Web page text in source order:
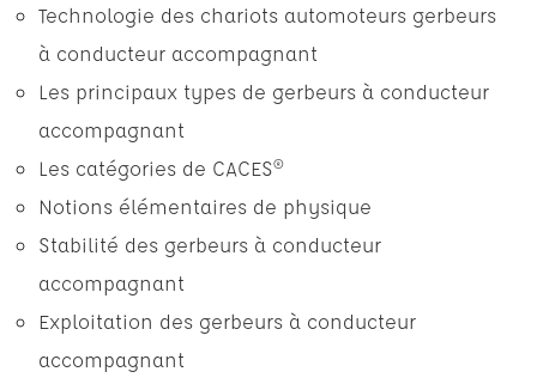
Technologie des chariots automoteurs gerbeurs
à conducteur accompagnant
Les principaux types de gerbeurs à conducteur
accompagnant
Les catégories de CACES®
Notions élémentaires de physique
Stabilité des gerbeurs à conducteur
accompagnant
Exploitation des gerbeurs à conducteur
accompagnant